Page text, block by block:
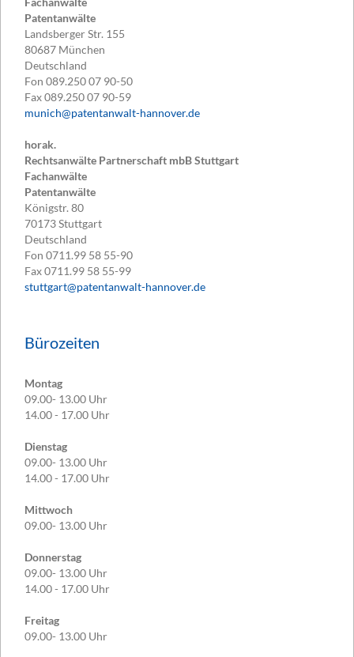
Patentanwälte
Landsberger Str. 155
80687 München
Deutschland
Fon 089.250 07 90-50
Fax089.250 07 90-59
munich@patentanwalt-hannover.de
horak.
Rechtsanwälte Partnerschaft mbB Stuttgart
Fachanwälte
Patentanwälte
Königstr. 80
70173Stuttgart
Deutschland
Fon 0711.99 58 55-90
Fax0711.99 58 55-99
stuttgart@patentanwalt-hannover.de
Bürozeiten
Montag
09.00- 13.00 Uhr
14.00 - 17.00 Uhr
Dienstag
09.00- 13.00 Uhr
14.00 - 17.00 Uhr
Mittwoch
09.00- 13.00 Uhr
Donnerstag
09.00- 13.00 Uhr
14.00 - 17.00 Uhr
Freitag
09.00- 13.00 Uhr